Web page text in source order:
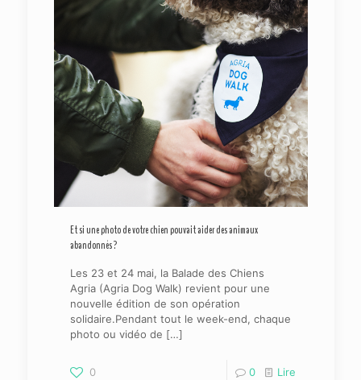
Et si une photo de votre chien pouvait aider des animaux
abandonnés ?
Les 23 et 24 mai, la Balade des Chiens
Agria (Agria Dog Walk) revient pour une
nouvelle édition de son opération
solidaire.Pendant tout le week-end, chaque
photo ou vidéo de […]
0 0 Lire